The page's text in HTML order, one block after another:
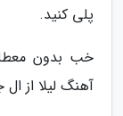
پلی کنید.
خب بدون
آهنگ لیلا از